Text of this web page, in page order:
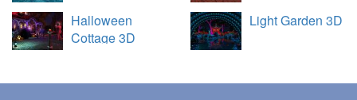
Halloween
Cottage 3D
Light Garden 3D